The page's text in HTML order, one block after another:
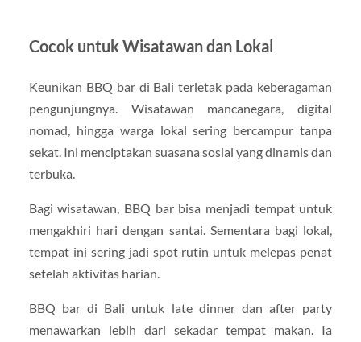
Cocok untuk Wisatawan dan Lokal
Keunikan BBQ bar di Bali terletak pada keberagaman
pengunjungnya. Wisatawan mancanegara, digital
nomad, hingga warga lokal sering bercampur tanpa
sekat. Ini menciptakan suasana sosial yang dinamis dan
terbuka.
Bagi wisatawan, BBQ bar bisa menjadi tempat untuk
mengakhiri hari dengan santai. Sementara bagi lokal,
tempat ini sering jadi spot rutin untuk melepas penat
setelah aktivitas harian.
BBQ bar di Bali untuk late dinner dan after party
menawarkan lebih dari sekadar tempat makan. Ia